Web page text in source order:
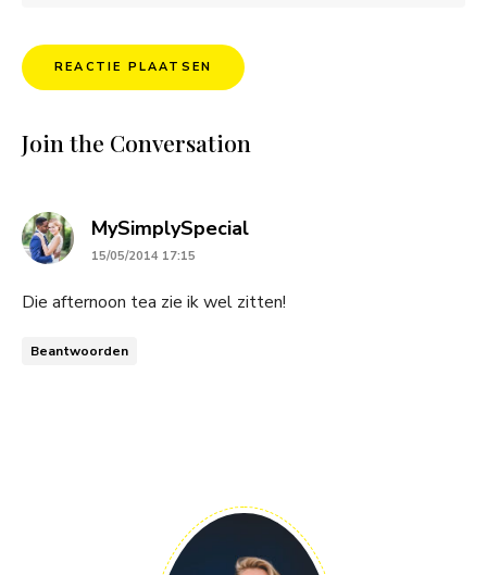
Join the Conversation
MySimplySpecialsays:
15/05/2014 17:15
Die afternoon tea zie ik wel zitten!
Beantwoorden